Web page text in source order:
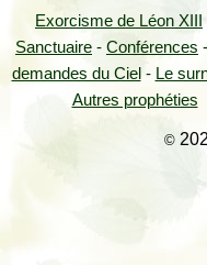
Exorcisme de Léon XIII
Sanctuaire - Conférences -
demandes du Ciel - Le
Autres prophéties
©